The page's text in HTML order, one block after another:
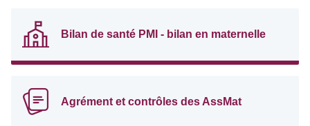
Bilan de santé PMI - bilan en maternelle
Agrément et contrôles des AssMat